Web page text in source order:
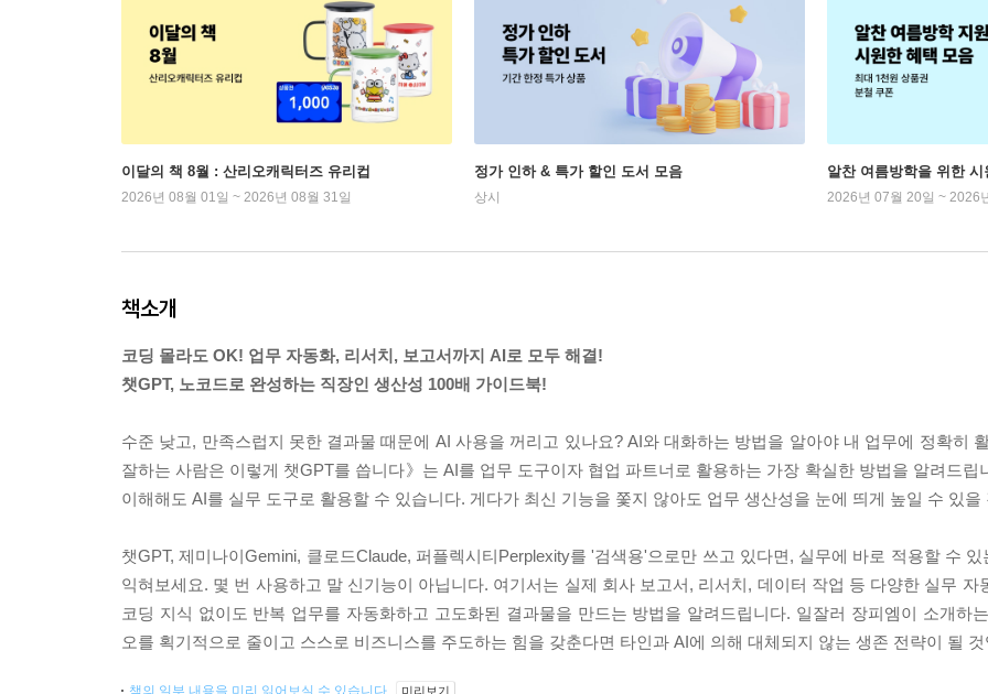
이달의 책 8월 : 산리오캐릭터즈 유리컵
2026년 08월 01일 ~ 2026년 08월 31일
정가 인하 & 특가 할인 도서 모음
상시
알찬 여름방학을 위한 시
2026년 07월 20일 ~ 2026
책소개
코딩 몰라도 OK! 업무 자동화, 리서치, 보고서까지 AI로 모두 해결!
챗GPT, 노코드로 완성하는 직장인 생산성 100배 가이드북!
수준 낮고, 만족스럽지 못한 결과물 때문에 AI 사용을 꺼리고 있나요? AI와 대화하는 방법을 알아야 내 업무에 정확히
잘하는 사람은 이렇게 챗GPT를 씁니다》는 AI를 업무 도구이자 협업 파트너로 활용하는 가장 확실한 방법을 알려드립
이해해도 AI를 실무 도구로 활용할 수 있습니다. 게다가 최신 기능을 쫓지 않아도 업무 생산성을 눈에 띄게 높일 수 있을
챗GPT, 제미나이Gemini, 클로드Claude, 퍼플렉시티Perplexity를 '검색용'으로만 쓰고 있다면, 실무에 바로 적용할 수
익혀보세요. 몇 번 사용하고 말 신기능이 아닙니다. 여기서는 실제 회사 보고서, 리서치, 데이터 작업 등 다양한 실무 자
코딩 지식 없이도 반복 업무를 자동화하고 고도화된 결과물을 만드는 방법을 알려드립니다. 일잘러 장피엠이 소개하
오를 획기적으로 줄이고 스스로 비즈니스를 주도하는 힘을 갖춘다면 타인과 AI에 의해 대체되지 않는 생존 전략이 될
미리보기